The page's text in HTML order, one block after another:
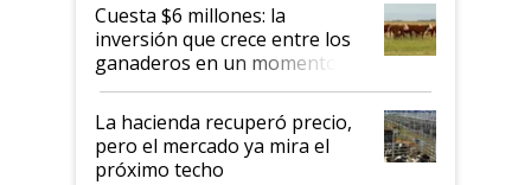
Cuesta $6 millones: la
inversión que crece entre los
ganaderos en un momento
histórico para la actividad
La hacienda recuperó precio,
pero el mercado ya mira el
próximo techo